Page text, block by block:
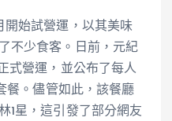
開始試營運，以其美味
不少食客。日前，元紀
式營運，並公布了每人
餐。儘管如此，該餐廳
1星，這引發了部分網友